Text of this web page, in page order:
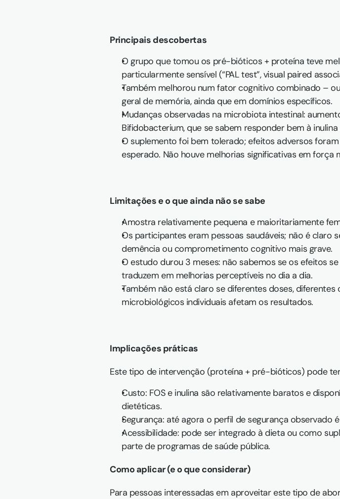
Principais descobertas
O grupo que tomou os pré-bióticos + proteína teve
particularmente sensível (“PAL test”, visual paired
Também melhorou num fator cognitivo combinado –
geral de memória, ainda que em domínios específicos.
Mudanças observadas na microbiota intestinal:
Bifidobacterium, que se sabem responder bem à inulina
O suplemento foi bem tolerado; efeitos adversos
esperado. Não houve melhorias significativas em
Limitações e o que ainda não se sabe
Amostra relativamente pequena e maioritariamente
Os participantes eram pessoas saudáveis; não é claro
demência ou comprometimento cognitivo mais grave.
O estudo durou 3 meses: não sabemos se os efeitos
traduzem em melhorias perceptíveis no dia a dia.
Também não está claro se diferentes doses,
microbiológicos individuais afetam os resultados.
Implicações práticas
Este tipo de intervenção (proteína + pré-bióticos) pode
Custo: FOS e inulina são relativamente baratos e
dietéticas.
Segurança: até agora o perfil de segurança observado
Acessibilidade: pode ser integrado à dieta ou como
parte de programas de saúde pública.
Como aplicar (e o que considerar)
Para pessoas interessadas em aproveitar este tipo de